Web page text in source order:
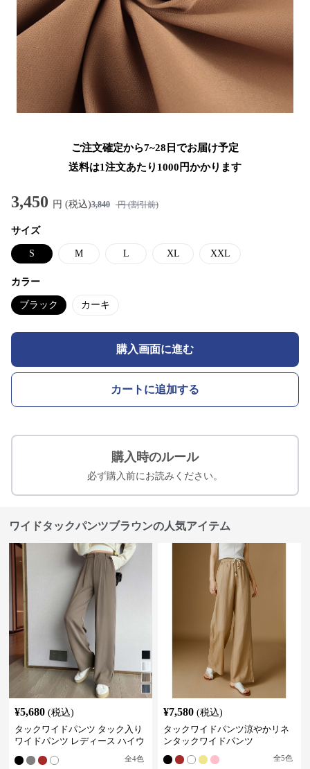
ご注文確定から7~28日でお届け予定
送料は1注文あたり 1000 円かかります
3,450 円 (税込)3,840 円 (割引前)
サイズ
S M L XL XXL
カラー
ブラック カーキ
購入画面に進む
カートに追加する
購入時のルール
必ず購入前にお読みください。
ワイドタックパンツブラウンの人気アイテム
¥5,680 (税込)
タックワイドパンツ タック入り
ワイドパンツ レディース ハイウ
全4色
¥7,580 (税込)
タックワイドパンツ涼やかリネ
ンタックワイドパンツ
全5色